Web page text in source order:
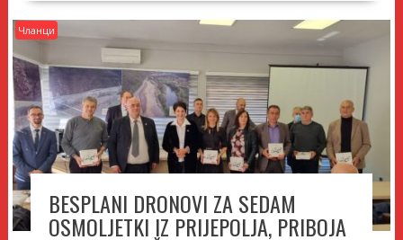
Чланци
BESPLANI DRONOVI ZA SEDAM
OSMOLJETKI IZ PRIJEPOLJA, PRIBOJA